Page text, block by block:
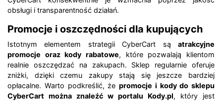
obsługi i transparentność działań.
Promocje i oszczędności dla kupujących
Istotnym elementem strategii CyberCart są atrakcyjne
promocje oraz kody rabatowe, które pozwalają klientom
realnie oszczędzać na zakupach. Sklep regularnie oferuje
zniżki, dzięki czemu zakupy stają się jeszcze bardziej
opłacalne. Warto podkreślić, że promocje i kody do sklepu
CyberCart można znaleźć w portalu Kody.pl, który jest